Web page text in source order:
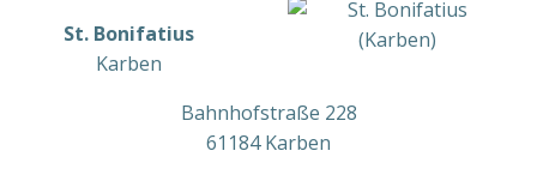
St. Bonifatius
Karben
Bahnhofstraße 228
61184 Karben